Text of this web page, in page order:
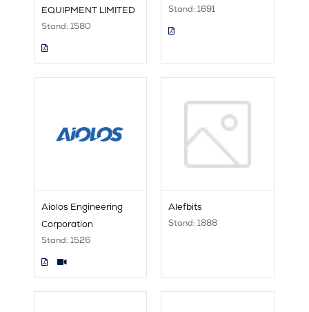
EQUIPMENT LIMITED
Stand: 1580
Stand: 1691
Aiolos Engineering
Corporation
Stand: 1526
Alefbits
Stand: 1888